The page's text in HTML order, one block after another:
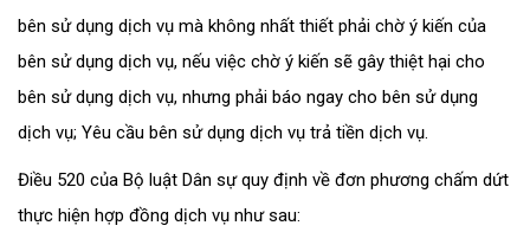
bên sử dụng dịch vụ mà không nhất thiết phải chờ ý kiến của
bên sử dụng dịch vụ, nếu việc chờ ý kiến sẽ gây thiệt hại cho
bên sử dụng dịch vụ, nhưng phải báo ngay cho bên sử dụng
dịch vụ; Yêu cầu bên sử dụng dịch vụ trả tiền dịch vụ.
Điều 520 của Bộ luật Dân sự quy định về đơn phương chấm dứt
thực hiện hợp đồng dịch vụ như sau: